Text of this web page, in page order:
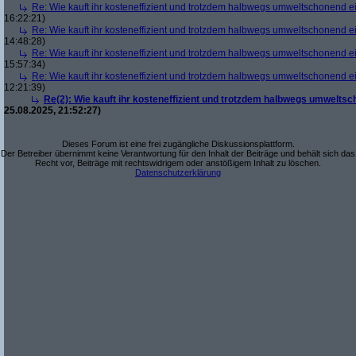
Re: Wie kauft ihr kosteneffizient und trotzdem halbwegs umweltschonend
16:22:21)
Re: Wie kauft ihr kosteneffizient und trotzdem halbwegs umweltschonend
14:48:28)
Re: Wie kauft ihr kosteneffizient und trotzdem halbwegs umweltschonend
15:57:34)
Re: Wie kauft ihr kosteneffizient und trotzdem halbwegs umweltschonend
12:21:39)
Re(2): Wie kauft ihr kosteneffizient und trotzdem halbwegs
25.08.2025, 21:52:27)
Dieses Forum ist eine frei zugängliche Diskussionsplattform.
Der Betreiber übernimmt keine Verantwortung für den Inhalt der Beiträge und behält sich das
Recht vor, Beiträge mit rechtswidrigem oder anstößigem Inhalt zu löschen.
Datenschutzerklärung